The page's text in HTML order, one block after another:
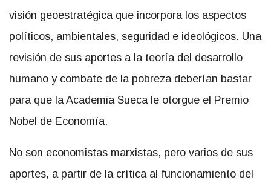
visión geoestratégica que incorpora los aspectos
políticos, ambientales, seguridad e ideológicos. Una
revisión de sus aportes a la teoría del desarrollo
humano y combate de la pobreza deberían bastar
para que la Academia Sueca le otorgue el Premio
Nobel de Economía.
No son economistas marxistas, pero varios de sus
aportes, a partir de la crítica al funcionamiento del